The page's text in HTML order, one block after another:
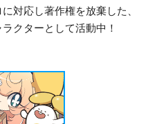
対応し著作権を放棄した、
クターとして活動中！